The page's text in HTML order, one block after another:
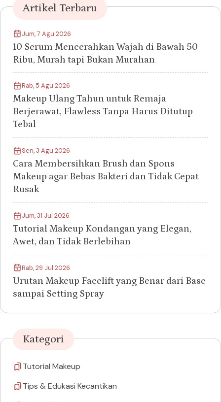
Artikel Terbaru
Jum, 7 Agu 2026
10 Serum Mencerahkan Wajah di Bawah 50
Ribu, Murah tapi Bukan Murahan
Rab, 5 Agu 2026
Makeup Ulang Tahun untuk Remaja
Berjerawat, Flawless Tanpa Harus Ditutup
Tebal
Sen, 3 Agu 2026
Cara Membersihkan Brush dan Spons
Makeup agar Bebas Bakteri dan Tidak Cepat
Rusak
Jum, 31 Jul 2026
Tutorial Makeup Kondangan yang Elegan,
Awet, dan Tidak Berlebihan
Rab, 29 Jul 2026
Urutan Makeup Facelift yang Benar dari Base
sampai Setting Spray
Kategori
Tutorial Makeup
Tips & Edukasi Kecantikan